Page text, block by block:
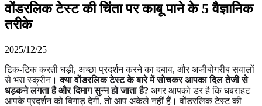
वोंडरलिक टेस्ट की चिंता पर काबू पाने के 5 वैज्ञानिक
तरीके
2025/12/25
टिक-टिक करती घड़ी, अच्छा प्रदर्शन करने का दबाव, और अजीबोगरीब सवालों
से भरा स्क्रीन।क्या वोंडरलिक टेस्ट के बारे में सोचकर आपका दिल तेजी से
धड़कने लगता है और दिमाग सुन्न हो जाता है? अगर आपको डर है कि घबराहट
आपके प्रदर्शन को बिगाड़ देगी, तो आप अकेले नहीं हैं। वोंडरलिक टेस्ट की